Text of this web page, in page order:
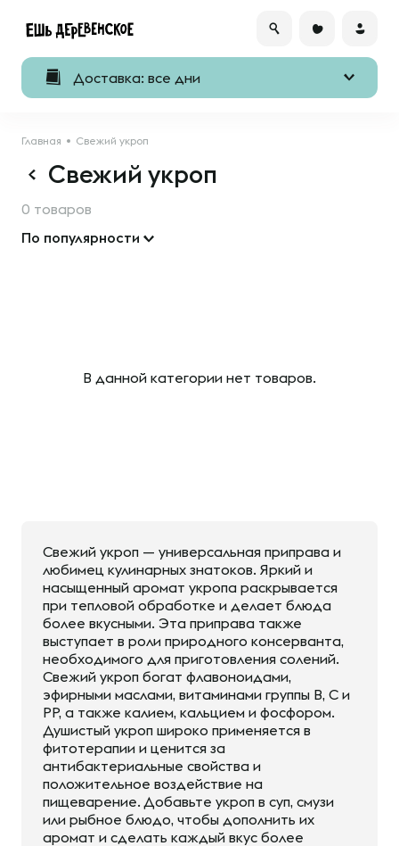
Доставка: все дни
Главная Свежий укроп
Свежий укроп
0 товаров
По популярности
В данной категории нет товаров.
Свежий укроп — универсальная приправа и
любимец кулинарных знатоков. Яркий и
насыщенный аромат укропа раскрывается
при тепловой обработке и делает блюда
более вкусными. Эта приправа также
выступает в роли природного консерванта,
необходимого для приготовления солений.
Свежий укроп богат флавоноидами,
эфирными маслами, витаминами группы B, С и
PP, а также калием, кальцием и фосфором.
Душистый укроп широко применяется в
фитотерапии и ценится за
антибактериальные свойства и
положительное воздействие на
пищеварение. Добавьте укроп в суп, смузи
или рыбное блюдо, чтобы дополнить их
аромат и сделать каждый вкус более